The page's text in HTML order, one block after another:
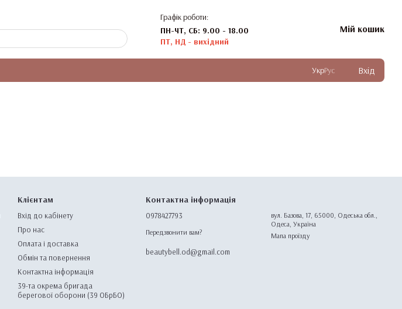
Графік роботи:
ПН-ЧТ, СБ: 9.00 - 18.00
ПТ, НД - вихідний
Мій кошик
УкрРус Вхід
Клієнтам
Вхід до кабінету
Про нас
Оплата і доставка
Обмін та повернення
Контактна інформація
39-та окрема бригада
берегової оборони (39 ОБрБО)
Контактна інформація
0978427793
Передзвонити вам?
beautybell.od@gmail.com
вул. Базова, 17, 65000, Одеська обл.,
Одеса, Україна
Мапа проїзду